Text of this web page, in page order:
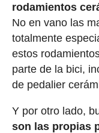
rodamientos
No en vano las
totalmente
estos
parte de la bici,
de pedalier
Y por otro lado,
son las propias